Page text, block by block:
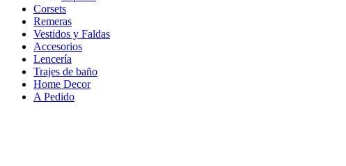
Corsets
Remeras
Vestidos y Faldas
Accesorios
Lencería
Trajes de baño
Home Decor
A Pedido